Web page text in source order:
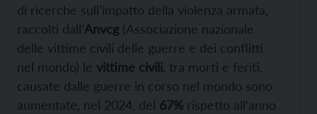
di ricerche sull’impatto della violenza armata,
raccolti dall’Anvcg (Associazione nazionale
delle vittime civili delle guerre e dei conflitti
nel mondo) le vittime civili, tra morti e feriti,
causate dalle guerre in corso nel mondo sono
aumentate, nel 2024, del 67% rispetto all’anno